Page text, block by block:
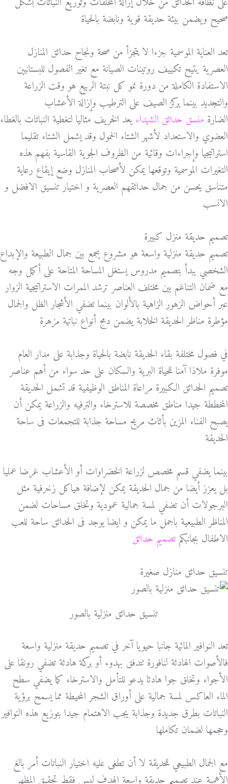
صحيح ويضمن بيئة حديقة قوية ونابضة بالحياة
تعد العناية الموسمية جزءا لا يتجزأ من صحة ونجاح حدائق المنازل
العصرية يتيح تكييف روتينات الصيانة مع تغير الفصول للبستانيين
الاستفادة الكاملة من دورة نمو كل نبتة الربيع هو وقت الزراعة
والتجديد بينما يركز الصيف على الترطيب وإزالة الأعشاب
الضارة منسق حدائق الشهداءيعد الخريف مثاليا لتغطية النباتات بالغطاء
العضوي والاستعداد لأشهر الشتاء الخمول وقد يشمل الشتاء تقليما
استراتيجيا وإجراءات وقائية من الظروف الجوية القاسية بفهم هذه
التغيرات الموسمية وتوقعها يمكن لأصحاب المنازل وضع إيقاع رعاية
متناسق يحسن من جمال حدائقهم العصرية و اختيار تنسيق الافضل و
الانسب
تصميم حديقة منزل كبيرة
تصميم حديقة منزلية واسعة هو مشروع يجمع بين جمال الطبيعة والإبداع
الشخصي يبدأ بتصميم مدروس يستغل المساحة المتاحة على أكمل وجه
مع ضمان التناغم بين مختلف العناصر ترشد الممرات الاستراتيجية الزوار
عبر أحواض الزهور الزاهية بالألوان بينما تضفي الأشجار الظل والجمال
مؤطرة مناظر الحديقة الخلابة يضمن دمج أنواع نباتية مزهرة
في فصول مختلفة بقاء الحديقة نابضة بالحياة وجذابة على مدار العام
موفرة ملاذا آمنا للحياة البرية والسكان على حد سواء من أهم عناصر
تصميم الحدائق الكبيرة مراعاة المناطق الوظيفية قد تشمل الحديقة
المخططة جيدا مناطق مخصصة للاسترخاء والترفيه والزراعة يمكن أن
يصبح الفناء المزين بأثاث مريح مساحة جذابة للتجمعات فى ساحة
الحديقة
بينما يضفي قسم مخصص لزراعة الخضراوات أو الأعشاب غرضا عمليا
بل يعزز أيضا من جمال الحديقة يمكن لإضافة هياكل زخرفية مثل
البرجولات أن تضفي لمسة جمالية عمودية وتخلق مساحات لضمن
المناظر الطبيعية باجمل ما يمكن و ايضا يوجد فى الحدائق ساحة للعب
الاطفال بجانبكم تصميم حدائق
تنسيق حدائق منازل صغيرة
تنسيق حدائق منزلية بالصور
تعد النوافير المائية جانبا حيويا آخر في تصميم حديقة منزلية واسعة
فالأصوات الهادئة لنافورة تتدفق بهدوء أو بركة هادئة تضفي رونقا على
الأجواء وتخلق جوا هادئا يدعو للتأمل والاسترخاء كما يضفي سطح
الماء العاكس لمسة جمالية على أوراق الشجر المحيطة مما يسمح برؤية
النباتات بطرق جديدة وجذابة يجب الاهتمام جيدا بتوزيع هذه النوافير
وحجمها لضمان تكاملها
مع الجمال الطبيعي للحديقة لا أن تطغى عليه اختيار النباتات أمر بالغ